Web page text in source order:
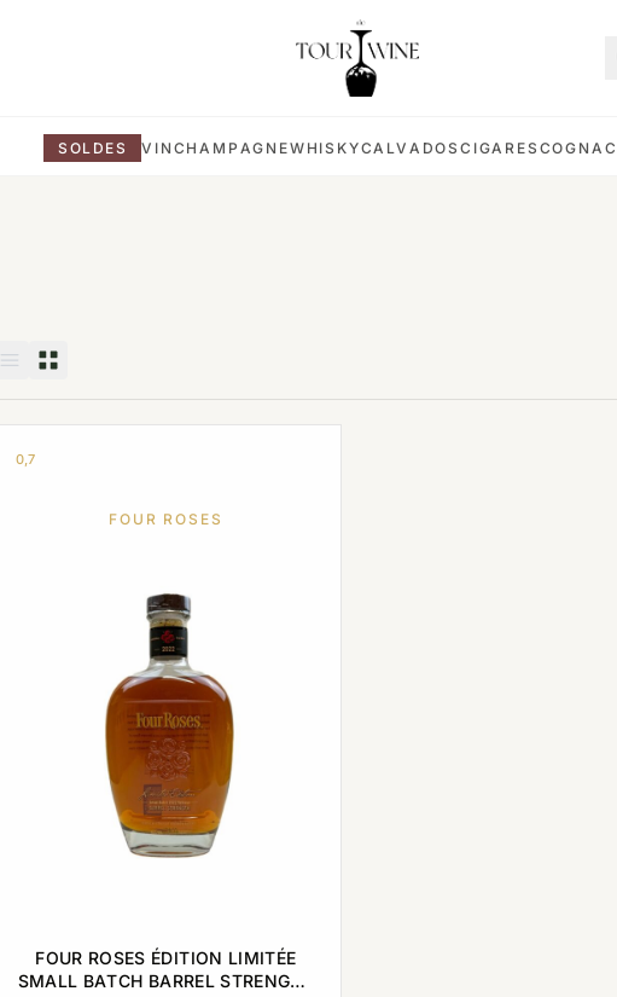
SOLDES VIN CHAMPAGNEWHISKYCALVADOS CIGARES COGNAC
0,7
FOUR ROSES
FOUR ROSES ÉDITION LIMITÉE
SMALL BATCH BARREL STRENGTH